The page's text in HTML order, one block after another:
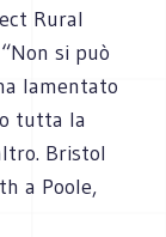
Rural
si può
lamentato
tutta la
Bristol
a Poole,